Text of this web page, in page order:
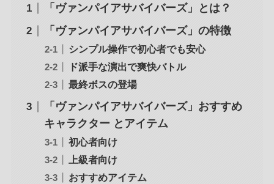
「ヴァンパイアサバイバーズ」とは？
「ヴァンパイアサバイバーズ」の特徴
シンプル操作で初心者でも安心
ド派手な演出で爽快バトル
最終ボスの登場
「ヴァンパイアサバイバーズ」おすすめ
キャラクター とアイテム
初心者向け
上級者向け
おすすめアイテム